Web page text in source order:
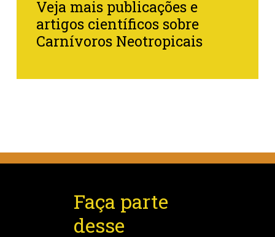
Veja mais publicações e
artigos científicos sobre
Carnívoros Neotropicais
Faça parte
desse